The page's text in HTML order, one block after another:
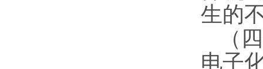
生的
（
电子